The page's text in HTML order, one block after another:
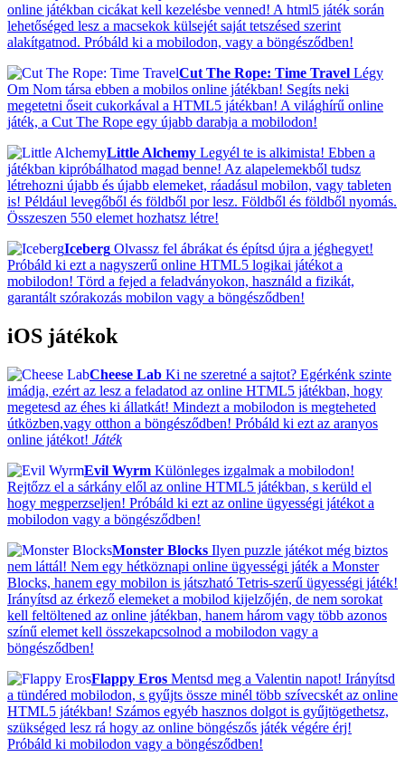
online játékban cicákat kell kezelésbe venned! A html5 játék során
lehetőséged lesz a macsekok külsejét saját tetszésed szerint
alakítgatnod. Próbáld ki a mobilodon, vagy a böngésződben!
Cut The Rope: Time Travel Légy
Om Nom társa ebben a mobilos online játékban! Segíts neki
megetetni őseit cukorkával a HTML5 játékban! A világhírű online
játék, a Cut The Rope egy újabb darabja a mobilodon!
Little Alchemy Legyél te is alkimista! Ebben a
játékban kipróbálhatod magad benne! Az alapelemekből tudsz
létrehozni újabb és újabb elemeket, ráadásul mobilon, vagy tableten
is! Például levegőből és földből por lesz. Földből és földből nyomás.
Összeszen 550 elemet hozhatsz létre!
Iceberg Olvassz fel ábrákat és építsd újra a jéghegyet!
Próbáld ki ezt a nagyszerű online HTML5 logikai játékot a
mobilodon! Törd a fejed a feladványokon, használd a fizikát,
garantált szórakozás mobilon vagy a böngésződben!
iOS játékok
Cheese Lab Ki ne szeretné a sajtot? Egérkénk szinte
imádja, ezért az lesz a feladatod az online HTML5 játékban, hogy
megetesd az éhes ki állatkát! Mindezt a mobilodon is megteheted
útközben,vagy otthon a böngésződben! Próbáld ki ezt az aranyos
online játékot! Játék
Evil Wyrm Különleges izgalmak a mobilodon!
Rejtőzz el a sárkány elől az online HTML5 játékban, s kerüld el
hogy megperzseljen! Próbáld ki ezt az online ügyességi játékot a
mobilodon vagy a böngésződben!
Monster Blocks Ilyen puzzle játékot még biztos
nem láttál! Nem egy hétköznapi online ügyességi játék a Monster
Blocks, hanem egy mobilon is játszható Tetris-szerű ügyességi játék!
Irányítsd az érkező elemeket a mobilod kijelzőjén, de nem sorokat
kell feltöltened az online játékban, hanem három vagy több azonos
színű elemet kell összekapcsolnod a mobilodon vagy a
böngésződben!
Flappy Eros Mentsd meg a Valentin napot! Irányítsd
a tündéred mobilodon, s gyűjts össze minél több szívecskét az online
HTML5 játékban! Számos egyéb hasznos dolgot is gyűjtögethetsz,
szükséged lesz rá hogy az online böngészős játék végére érj!
Próbáld ki mobilodon vagy a böngésződben!